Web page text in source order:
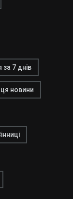
7 днів
новини